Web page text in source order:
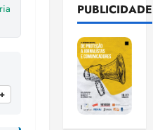
PUBLICIDADE